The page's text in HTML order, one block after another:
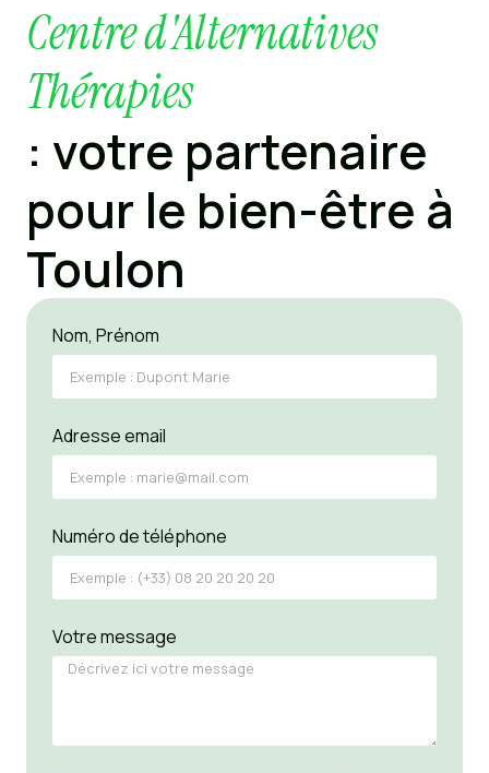
Centre d'Alternatives
Thérapies
: votre partenaire
pour le bien-être à
Toulon
Nom, Prénom
Adresse email
Numéro de téléphone
Votre message